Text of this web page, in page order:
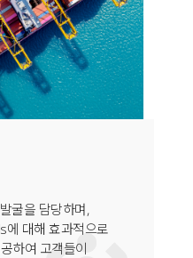
굴을 담당하며,
에 대해 효과적으로
하여 고객들이